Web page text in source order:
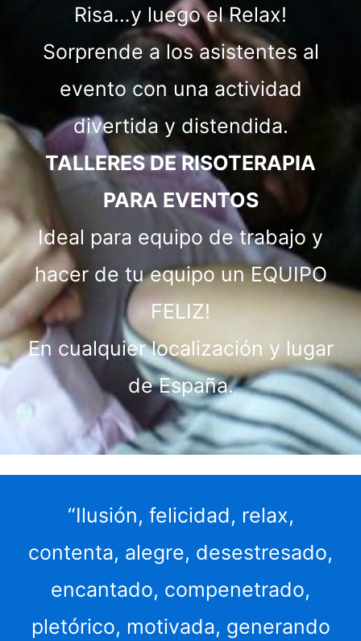
Risa…y luego el Relax!
Sorprende a los asistentes al
evento con una actividad
divertida y distendida.
TALLERES DE RISOTERAPIA
PARA EVENTOS
Ideal para equipo de trabajo y
hacer de tu equipo un EQUIPO
FELIZ!
En cualquier localización y lugar
de España.
“Ilusión, felicidad, relax,
contenta, alegre, desestresado,
encantado, compenetrado,
pletórico, motivada, generando